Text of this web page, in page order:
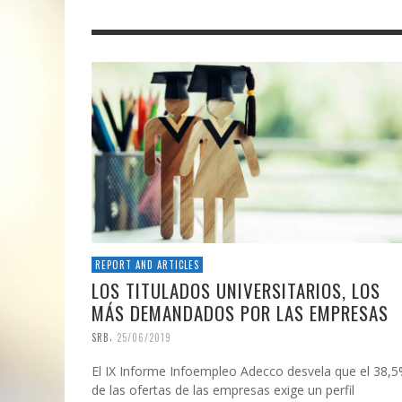
REPORT AND ARTICLES
LOS TITULADOS UNIVERSITARIOS, LOS
MÁS DEMANDADOS POR LAS EMPRESAS
SRB 25/06/2019
El IX Informe Infoempleo Adecco desvela que el
de las ofertas de las empresas exige un perfil